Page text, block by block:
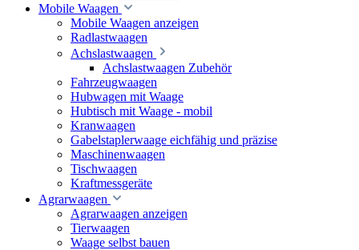
Mobile Waagen
Mobile Waagen anzeigen
Radlastwaagen
Achslastwaagen
Achslastwaagen Zubehör
Fahrzeugwaagen
Hubwagen mit Waage
Hubtisch mit Waage - mobil
Kranwaagen
Gabelstaplerwaage eichfähig und präzise
Maschinenwaagen
Tischwaagen
Kraftmessgeräte
Agrarwaagen
Agrarwaagen anzeigen
Tierwaagen
Waage selbst bauen